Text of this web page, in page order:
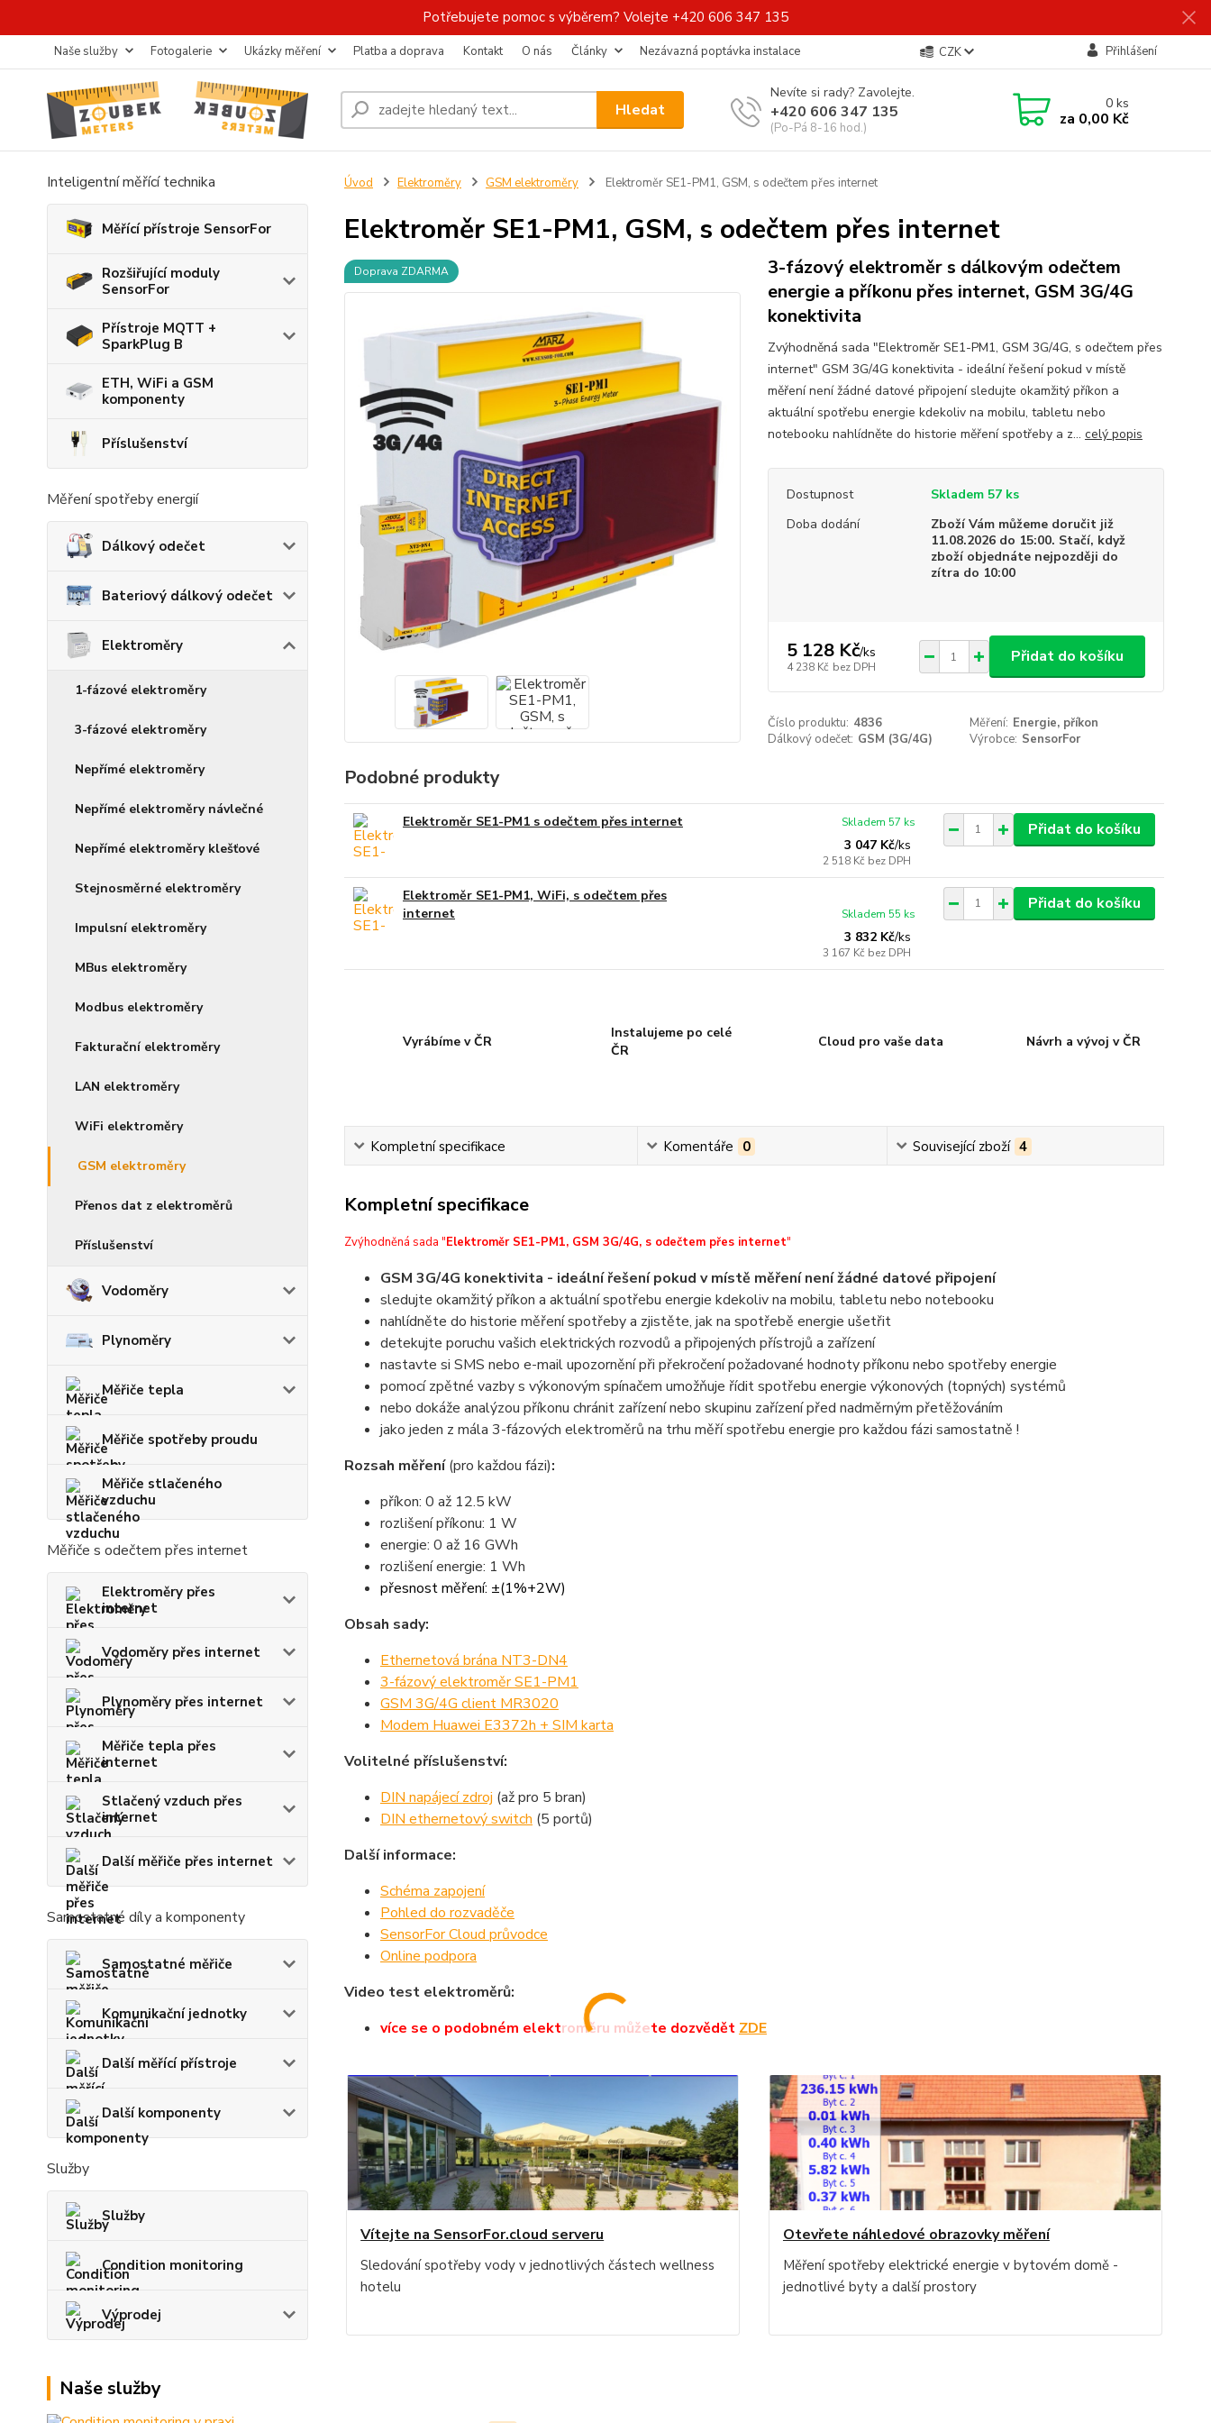
Potřebujete pomoc s výběrem? Volejte +420 606 347 135
Naše služby Fotogalerie Ukázky měření Platba a doprava Kontakt O nás Články Nezávazná poptávka instalace CZK Přihlášení
Hledat
Nevíte si rady? Zavolejte.
+420 606 347 135
(Po-Pá 8-16 hod.)
0ks
za 0,00 Kč
Inteligentní měřící technika
Měřící přístroje SensorFor
Rozšiřující moduly
SensorFor
Přístroje MQTT +
SparkPlug B
ETH, WiFi a GSM
komponenty
Příslušenství
Měření spotřeby energií
Dálkový odečet
Bateriový dálkový odečet
Elektroměry
1-fázové elektroměry
3-fázové elektroměry
Nepřímé elektroměry
Nepřímé elektroměry návlečné
Nepřímé elektroměry klešťové
Stejnosměrné elektroměry
Impulsní elektroměry
MBus elektroměry
Modbus elektroměry
Fakturační elektroměry
LAN elektroměry
WiFi elektroměry
GSM elektroměry
Přenos dat z elektroměrů
Příslušenství
Vodoměry
Plynoměry
Měřiče tepla
Měřiče spotřeby proudu
Měřiče stlačeného
vzduchu
Měřiče s odečtem přes internet
Elektroměry přes
internet
Vodoměry přes internet
Plynoměry přes internet
Měřiče tepla přes
internet
Stlačený vzduch přes
internet
Další měřiče přes internet
Samostatné díly a komponenty
Samostatné měřiče
Komunikační jednotky
Další měřící přístroje
Další komponenty
Služby
Služby
Condition monitoring
Výprodej
Naše služby
Úvod Elektroměry GSM elektroměry Elektroměr SE1-PM1, GSM, s odečtem přes internet
Elektroměr SE1-PM1, GSM, s odečtem přes internet
Doprava ZDARMA
3-fázový elektroměr s dálkovým odečtem
energie a příkonu přes internet, GSM 3G/4G
konektivita
Zvýhodněná sada "Elektroměr SE1-PM1, GSM 3G/4G, s odečtem přes
internet" GSM 3G/4G konektivita - ideální řešení pokud v místě
měření není žádné datové připojení sledujte okamžitý příkon a
aktuální spotřebu energie kdekoliv na mobilu, tabletu nebo
notebooku nahlídněte do historie měření spotřeby a z... celý popis
Dostupnost
Skladem 57 ks
Doba dodání
Zboží Vám můžeme doručit již
11.08.2026 do 15:00. Stačí, když
zboží objednáte nejpozději do
zítra do 10:00
5 128 Kč/ks
4 238 Kč bez DPH
Přidat do košíku
Číslo produktu: 4836 Měření: Energie, příkon
Dálkový odečet: GSM (3G/4G) Výrobce: SensorFor
Podobné produkty
Elektroměr SE1-PM1 s odečtem přes internet
3 047 Kč/ks
2 518 Kč bez DPH
Skladem 57 ks Přidat do košíku
Elektroměr SE1-PM1, WiFi, s odečtem přes
internet
3 832 Kč/ks
3 167 Kč bez DPH
Skladem 55 ks
Přidat do košíku
Vyrábíme v ČR
Instalujeme po celé
ČR
Cloud pro vaše data Návrh a vývoj v ČR
Kompletní specifikace Komentáře 0 Související zboží 4
Kompletní specifikace
Zvýhodněná sada "Elektroměr SE1-PM1, GSM 3G/4G, s odečtem přes internet"
GSM 3G/4G konektivita - ideální řešení pokud v místě měření není žádné datové připojení
sledujte okamžitý příkon a aktuální spotřebu energie kdekoliv na mobilu, tabletu nebo notebooku
nahlídněte do historie měření spotřeby a zjistěte, jak na spotřebě energie ušetřit
detekujte poruchu vašich elektrických rozvodů a připojených přístrojů a zařízení
nastavte si SMS nebo e-mail upozornění při překročení požadované hodnoty příkonu nebo spotřeby energie
pomocí zpětné vazby s výkonovým spínačem umožňuje řídit spotřebu energie výkonových (topných) systémů
nebo dokáže analýzou příkonu chránit zařízení nebo skupinu zařízení před nadměrným přetěžováním
jako jeden z mála 3-fázových elektroměrů na trhu měří spotřebu energie pro každou fázi samostatně !
Rozsah měření(pro každou fázi):
příkon: 0 až 12.5 kW
rozlišení příkonu: 1 W
energie: 0 až 16 GWh
rozlišení energie: 1 Wh
přesnost měření: ±(1%+2W)
Obsah sady:
Ethernetová brána NT3-DN4
3-fázový elektroměr SE1-PM1
GSM 3G/4G client MR3020
Modem Huawei E3372h + SIM karta
Volitelné příslušenství:
DIN napájecí zdroj (až pro 5 bran)
DIN ethernetový switch (5 portů)
Další informace:
Schéma zapojení
Pohled do rozvaděče
SensorFor Cloud průvodce
Online podpora
Video test elektroměrů:
více se o podobném elektroměru můžete dozvědět ZDE
Vítejte na SensorFor.cloud serveru
Sledování spotřeby vody v jednotlivých částech wellness
hotelu
Otevřete náhledové obrazovky měření
Měření spotřeby elektrické energie v bytovém domě -
jednotlivé byty a další prostory